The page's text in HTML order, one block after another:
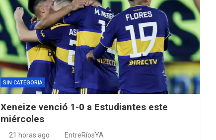
SIN CATEGORIA
Xeneize venció 1-0 a Estudiantes este
miércoles
21 horas ago EntreRíosYA